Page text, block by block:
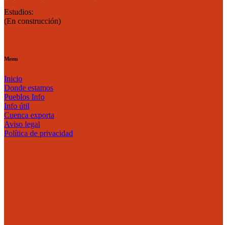
Estudios:
(En construcción)
Menu
Inicio
Donde estamos
Pueblos Info
Info útil
Cuenca exporta
Aviso legal
Política de privacidad